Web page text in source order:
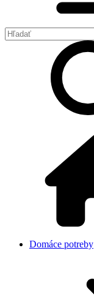
Domáce potreby